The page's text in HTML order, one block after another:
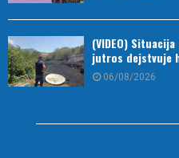
(VIDEO)
jutros dejstvuje
06/08/2026